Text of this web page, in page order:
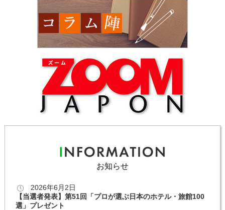
お知らせ
2026年6月2日
【当選者発表】第51回「プロが選ぶ日本のホテル・旅館100
選」プレゼント